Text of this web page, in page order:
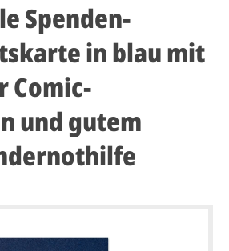
Spenden-
in blau mit
Comic-
und gutem